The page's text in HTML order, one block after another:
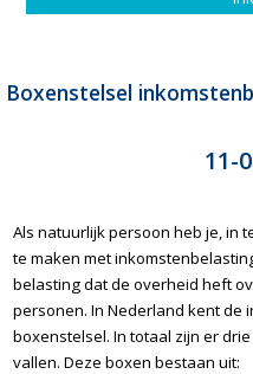
Boxenstelsel
11-
Als natuurlijk persoon heb je, in
te maken met
belasting dat de overheid heft
personen. In Nederland kent de
boxenstelsel. In totaal zijn er
vallen. Deze boxen bestaan uit: